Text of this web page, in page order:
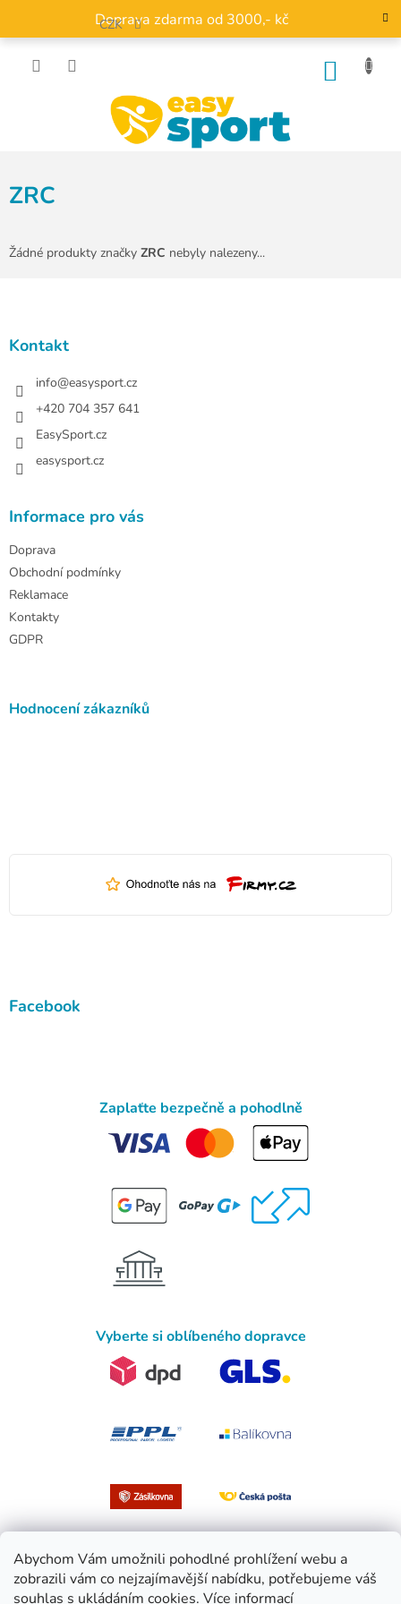
Abychom Vám umožnili pohodlné prohlížení webu a
zobrazili vám co nejzajímavější nabídku, potřebujeme váš
souhlas s ukládáním cookies. Více informací
obsah
Doprava zdarma od 3000,- kč
CZK
ZRC
Žádné produkty značky ZRC nebyly nalezeny...
Kontakt
info@easysport.cz
+420 704 357 641
EasySport.cz
easysport.cz
Informace pro vás
Doprava
Obchodní podmínky
Reklamace
Kontakty
GDPR
Hodnocení zákazníků
Facebook
Zaplaťte bezpečně a pohodlně
Vyberte si oblíbeného dopravce